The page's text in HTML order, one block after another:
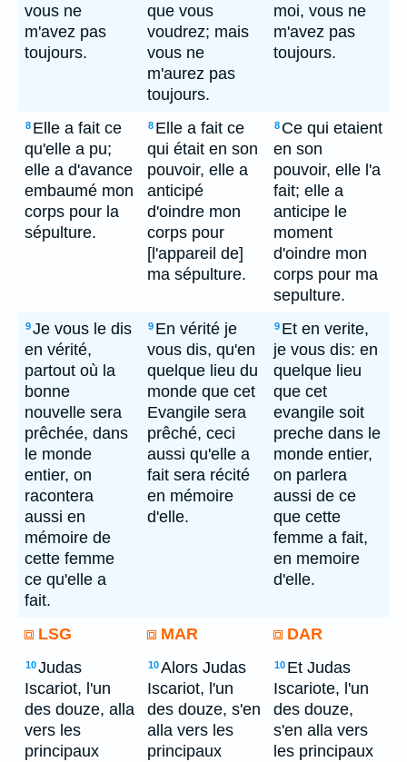
vous ne
m'avez pas
toujours.
que vous
voudrez; mais
vous ne
m'aurez pas
toujours.
moi, vous ne
m'avez pas
toujours.
8 Elle a fait ce
qu'elle a pu;
elle a d'avance
embaumé mon
corps pour la
sépulture.
8 Elle a fait ce
qui était en son
pouvoir, elle a
anticipé
d'oindre mon
corps pour
[l'appareil de]
ma sépulture.
8 Ce qui etaient
en son
pouvoir, elle l'a
fait; elle a
anticipe le
moment
d'oindre mon
corps pour ma
sepulture.
9Je vous le dis
en vérité,
partout où la
bonne
nouvelle sera
prêchée, dans
le monde
entier, on
racontera
aussi en
mémoire de
cette femme
ce qu'elle a
fait.
9 En vérité je
vous dis, qu'en
quelque lieu du
monde que cet
Evangile sera
prêché, ceci
aussi qu'elle a
fait sera récité
en mémoire
d'elle.
9 Et en verite,
je vous dis: en
quelque lieu
que cet
evangile soit
preche dans le
monde entier,
on parlera
aussi de ce
que cette
femme a fait,
en memoire
d'elle.
LSG MAR DAR
10Judas
Iscariot, l'un
des douze, alla
vers les
principaux
10Alors Judas
Iscariot, l'un
des douze, s'en
alla vers les
principaux
10 Et Judas
Iscariote, l'un
des douze,
s'en alla vers
les principaux